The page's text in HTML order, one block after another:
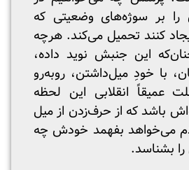
بر سوژه‌های وضعیتی که
کنند تحمیل می‌کند. هرچه
این جنبش نوید داده،
با خودِ میل‌داشتن، روبه‌رو
عمیقاً انقلابی این لحظه
باشد که از حرف‌زدن از میل
می‌خواهد بفهمد خودش چه
بشناسد.